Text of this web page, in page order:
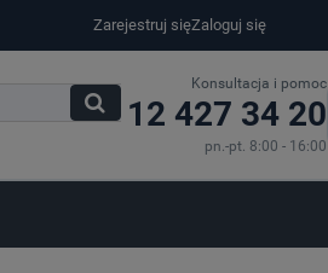
Zarejestruj sięZaloguj się
Konsultacja i pomoc
12 427 34 20
pn.-pt. 8:00 - 16:00